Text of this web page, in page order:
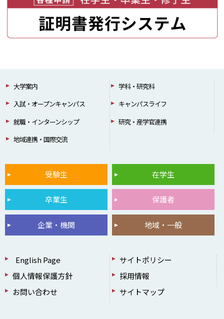
大学案内
学科・研究科
入試・オープンキャンパス
キャンパスライフ
就職・インターンシップ
研究・産学官連携
地域連携・国際交流
受験生 在学生
卒業生 保護者
企業・機関 地域・一般
English Page
サイトポリシー
個人情報保護方針
採用情報
お問い合わせ
サイトマップ